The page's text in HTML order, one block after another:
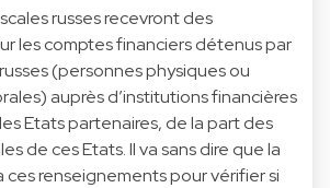
russes recevront des
les comptes financiers détenus par
(personnes physiques ou
auprès d’institutions financières
Etats partenaires, de la part des
de ces Etats. Il va sans dire que la
ces renseignements pour vérifier si